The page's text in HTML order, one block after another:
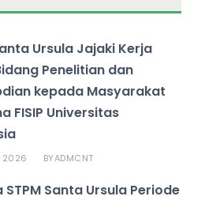
Ursula Jajaki Kerja
Penelitian dan
kepada Masyarakat
FISIP Universitas
2026 BYADMCNT
Santa Ursula Periode